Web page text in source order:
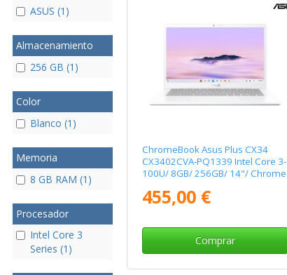
ASUS (1)
Almacenamiento
256 GB (1)
Color
Blanco (1)
Memoria
8 GB RAM (1)
Procesador
Intel Core 3
Series (1)
ChromeBook Asus Plus CX34
CX3402CVA-PQ1339 Intel Core 3-
100U/ 8GB/ 256GB/ 14"/ Chrome
455,00 €
Comprar